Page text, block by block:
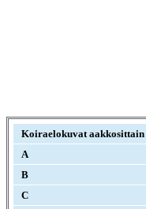
Koiraelokuvat aakkosittain
A
B
C